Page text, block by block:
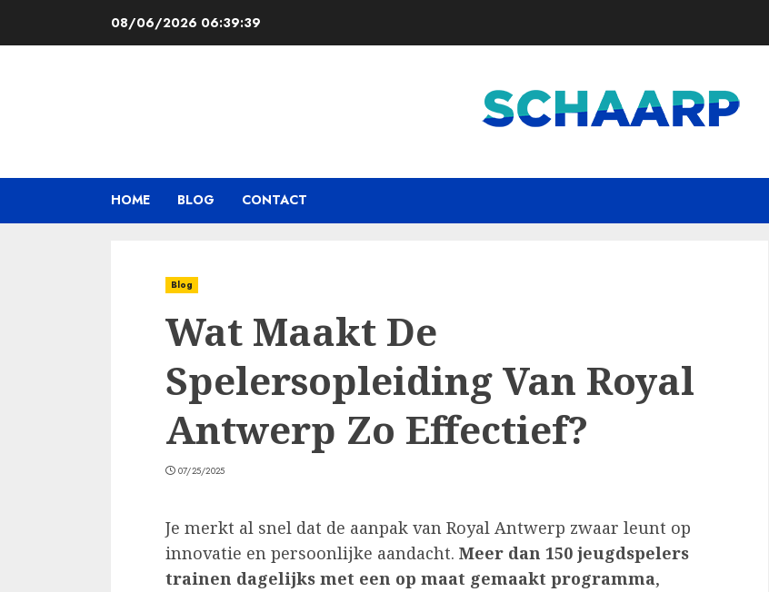
08/06/2026 06:39:40
HOME BLOG CONTACT
Blog
Wat Maakt De
Spelersopleiding Van Royal
Antwerp Zo Effectief?
07/25/2025
Je merkt al snel dat de aanpak van Royal Antwerp zwaar leunt op
innovatie en persoonlijke aandacht. Meer dan 150 jeugdspelers
trainen dagelijks met een op maat gemaakt programma,